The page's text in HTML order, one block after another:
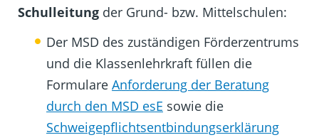
Schulleitung der Grund- bzw. Mittelschulen:
Der MSD des zuständigen Förderzentrums
und die Klassenlehrkraft füllen die
Formulare Anforderung der Beratung
durch den MSD esE sowie die
Schweigepflichtsentbindungserklärung